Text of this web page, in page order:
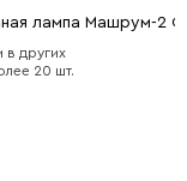
лампа Машрум-2
в других
20 шт.